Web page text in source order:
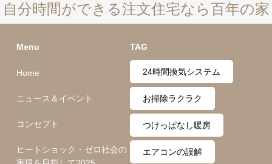
自分時間ができる注文住宅なら百年の家
Menu
Home
ニュース＆イベント
コンセプト
ヒートショック・ゼロ社会の
TAG
24時間換気システム
お掃除ラクラク
つけっぱなし暖房
エアコンの誤解